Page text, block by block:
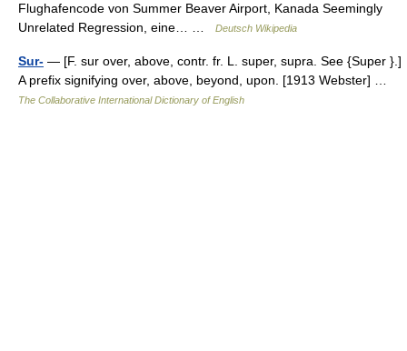
Flughafencode von Summer Beaver Airport, Kanada Seemingly
Unrelated Regression, eine… …
Deutsch Wikipedia
Sur- — [F. sur over, above, contr. fr. L. super, supra. See {Super }.]
A prefix signifying over, above, beyond, upon. [1913 Webster] …
The Collaborative International Dictionary of English